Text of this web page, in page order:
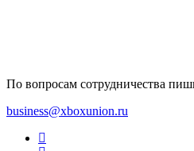
По вопросам сотрудничества
business@xboxunion.ru